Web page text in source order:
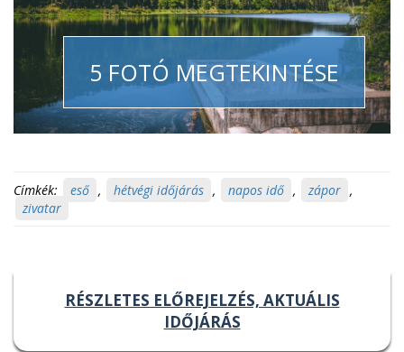
5 FOTÓ MEGTEKINTÉSE
Címkék: eső , hétvégi időjárás , napos idő , zápor ,
zivatar
RÉSZLETES ELŐREJELZÉS, AKTUÁLIS
IDŐJÁRÁS